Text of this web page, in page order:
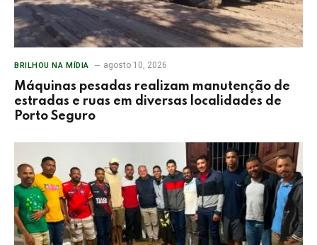
BRILHOU NA MÍDIA agosto 10, 2026
Máquinas pesadas realizam manutenção de
estradas e ruas em diversas localidades de
Porto Seguro